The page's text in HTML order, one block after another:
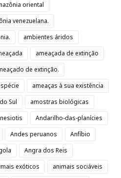
oriental
venezuelana.
ambientes áridos
ameaçada de extinção
de extinção.
ameaças à sua existência
Sul
amostras biológicas
Andarilho-das-planícies
Andes peruanos
Anfíbio
Angra dos Reis
exóticos
animais sociáveis